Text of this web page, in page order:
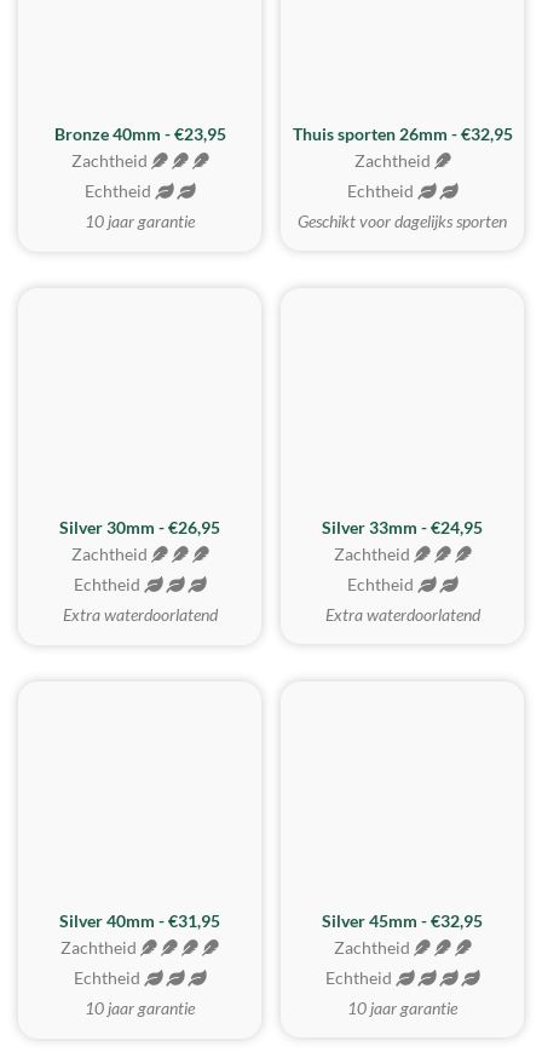
Bronze 40mm - €23,95
Zachtheid
Echtheid
10 jaar garantie
Thuis sporten 26mm - €32,95
Zachtheid
Echtheid
Geschikt voor dagelijks sporten
Silver 30mm - €26,95
Zachtheid
Echtheid
Extra waterdoorlatend
Silver 33mm - €24,95
Zachtheid
Echtheid
Extra waterdoorlatend
Silver 40mm - €31,95
Zachtheid
Echtheid
10 jaar garantie
MEEST GEKOZEN
Silver 45mm - €32,95
Zachtheid
Echtheid
10 jaar garantie